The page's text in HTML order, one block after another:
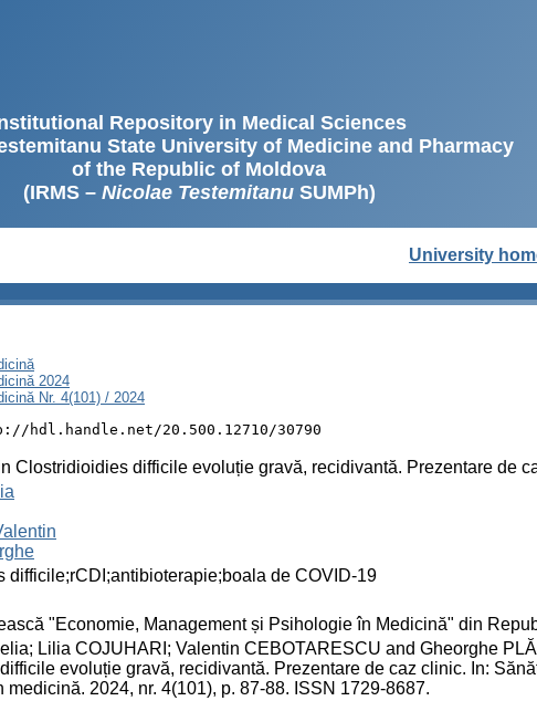
Repository in Medical Sciences
State University of Medicine and Pharmacy
of the Republic of Moldova
(IRMS – Nicolae TestemitanuSUMPh)
University
2024
Nr. 4(101) / 2024
hdl.handle.net/20.500.12710/30790
Clostridioidies difficile evoluție gravă, recidivantă. Prezentare de
difficile;rCDI;antibioterapie;boala de COVID-19
"Economie, Management și Psihologie în Medicină" din
Lilia COJUHARI; Valentin CEBOTARESCU and Gheorghe
evoluție gravă, recidivantă. Prezentare de caz clinic. In:
medicină. 2024, nr. 4(101), p. 87-88. ISSN 1729-8687.